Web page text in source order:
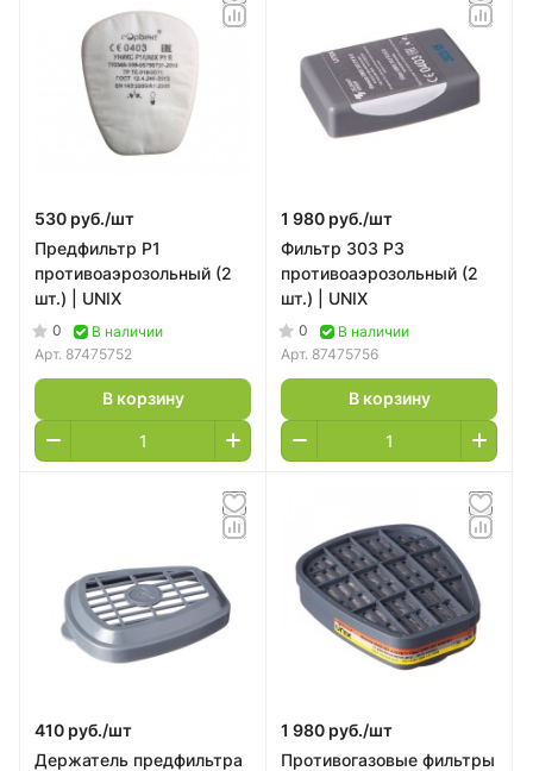
530 руб./шт
Предфильтр Р1
противоаэрозольный (2
шт.) | UNIX
0
В наличии
Арт. 87475752
В корзину
1 980 руб./шт
Фильтр 303 Р3
противоаэрозольный (2
шт.) | UNIX
0
В наличии
Арт. 87475756
В корзину
410 руб./шт
Держатель предфильтра
1 980 руб./шт
Противогазовые фильтры